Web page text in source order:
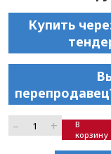
Купить
– +
В
корзину